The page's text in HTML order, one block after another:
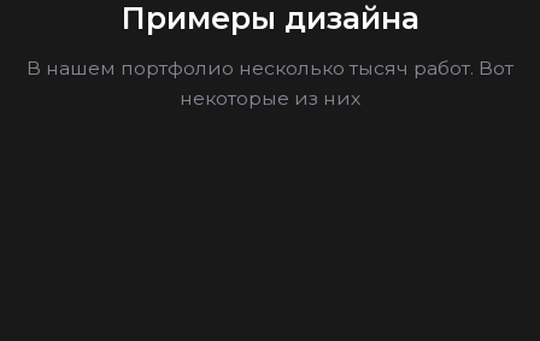
Примеры дизайна
В нашем портфолио несколько тысяч работ. Вот
некоторые из них